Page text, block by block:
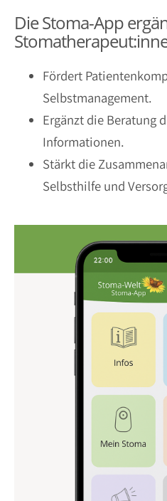
Die Stoma-App
Fördert
Selbstmanagement.
Ergänzt die Beratung
Informationen.
Stärkt die
Selbsthilfe und